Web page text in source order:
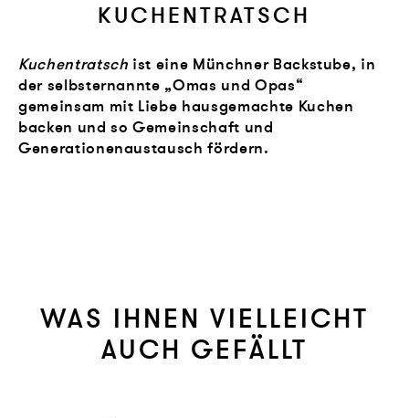
KUCHENTRATSCH
Kuchentratsch ist eine Münchner Backstube, in
der selbsternannte „Omas und Opas“
gemeinsam mit Liebe hausgemachte Kuchen
backen und so Gemeinschaft und
Generationenaustausch fördern.
WAS IHNEN VIELLEICHT
AUCH GEFÄLLT